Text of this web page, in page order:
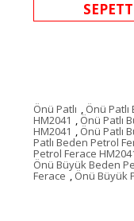
Önü Patlı , Önü Patlı
HM2041 , Önü Patlı
HM2041 , Önü Patlı
Patlı Beden Petrol
Petrol Ferace
Önü Büyük Beden
Ferace , Önü Büyük